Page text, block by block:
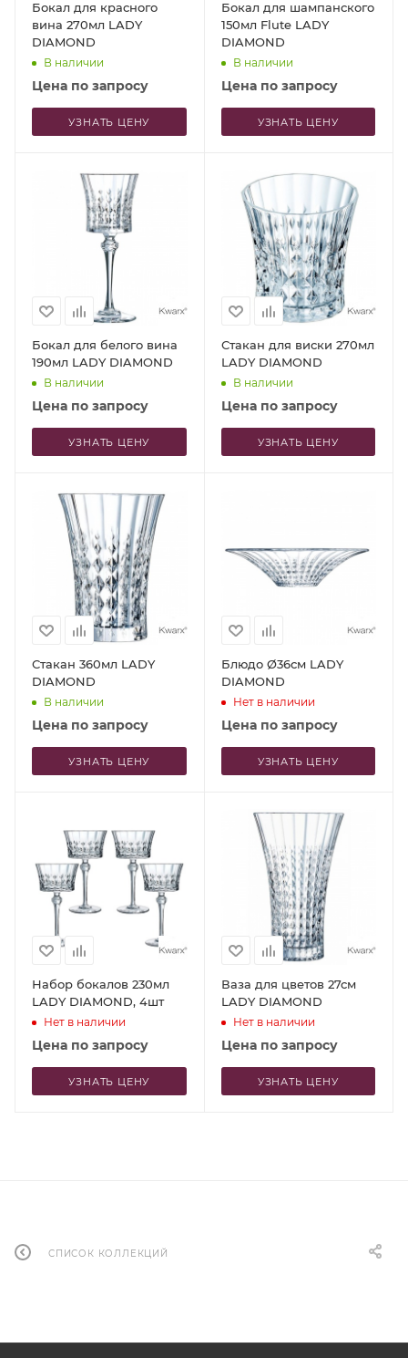
Бокал для красного
вина 270мл LADY
DIAMOND
В наличии
Цена по запросу
УЗНАТЬ ЦЕНУ
Бокал для шампанского
150мл Flute LADY
DIAMOND
В наличии
Цена по запросу
УЗНАТЬ ЦЕНУ
Бокал для белого вина
190мл LADY DIAMOND
В наличии
Цена по запросу
УЗНАТЬ ЦЕНУ
Стакан для виски 270мл
LADY DIAMOND
В наличии
Цена по запросу
УЗНАТЬ ЦЕНУ
Стакан 360мл LADY
DIAMOND
В наличии
Цена по запросу
УЗНАТЬ ЦЕНУ
Блюдо Ø36см LADY
DIAMOND
Нет в наличии
Цена по запросу
УЗНАТЬ ЦЕНУ
Набор бокалов 230мл
LADY DIAMOND, 4шт
Нет в наличии
Цена по запросу
УЗНАТЬ ЦЕНУ
Ваза для цветов 27см
LADY DIAMOND
Нет в наличии
Цена по запросу
УЗНАТЬ ЦЕНУ
СПИСОК КОЛЛЕКЦИЙ